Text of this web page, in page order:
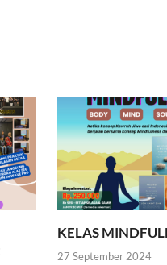
KELAS
27 September 2024